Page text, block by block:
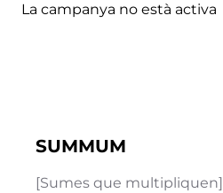
La campanya no està activa
SUMMUM
[Sumes que multipliquen]